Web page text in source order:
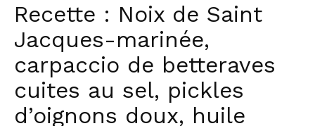
Recette : Noix de Saint
Jacques-marinée,
carpaccio de betteraves
cuites au sel, pickles
d’oignons doux, huile